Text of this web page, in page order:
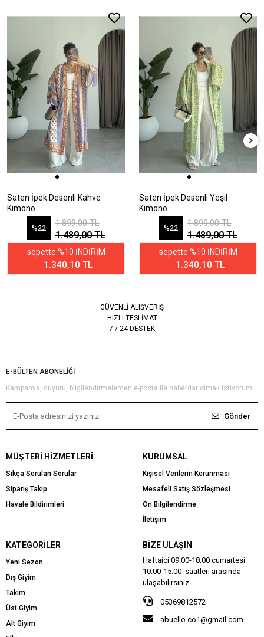
Saten İpek Desenli Kahve
Kimono
%22
1.899,00 TL
1.489,00 TL
sepette %10 İNDİRİM
1.340,10 TL
Saten İpek Desenli Yeşil
Kimono
%22
1.899,00 TL
1.489,00 TL
sepette %10 İNDİRİM
1.340,10 TL
GÜVENLİ ALIŞVERİŞ
HIZLI TESLİMAT
7 / 24 DESTEK
E-BÜLTEN ABONELİĞİ
Kampanya, duyuru, bilgilendirmelerden e-posta ile haberdar olmak istiyorum.
Gönder
MÜŞTERI HIZMETLERI
Sıkça Sorulan Sorular
Sipariş Takip
Havale Bildirimleri
KURUMSAL
Kişisel Verilerin Korunması
Mesafeli Satış Sözleşmesi
Ön Bilgilendirme
İletişim
KATEGORILER
Yeni Sezon
Dış Giyim
Takım
Üst Giyim
Alt Giyim
BIZE ULAŞIN
Haftaiçi 09:00-18:00 cumartesi
10:00-15:00 saatleri arasında
ulaşabilirsiniz.
05369812572
abuello.co1@gmail.com